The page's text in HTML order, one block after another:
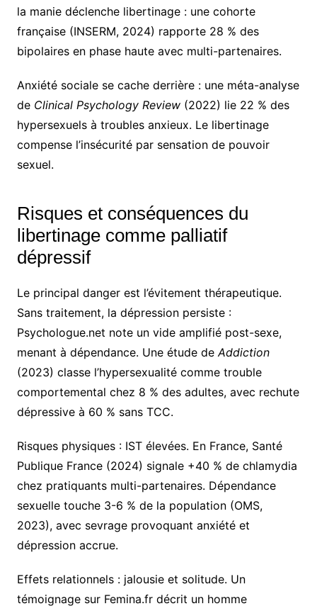
la manie déclenche libertinage : une cohorte
française (INSERM, 2024) rapporte 28 % des
bipolaires en phase haute avec multi-partenaires.
Anxiété sociale se cache derrière : une méta-analyse
de Clinical Psychology Review(2022) lie 22 % des
hypersexuels à troubles anxieux. Le libertinage
compense l’insécurité par sensation de pouvoir
sexuel.
Risques et conséquences du
libertinage comme palliatif
dépressif
Le principal danger est l’évitement thérapeutique.
Sans traitement, la dépression persiste :
Psychologue.net note un vide amplifié post-sexe,
menant à dépendance. Une étude deAddiction
(2023) classe l’hypersexualité comme trouble
comportemental chez 8 % des adultes, avec rechute
dépressive à 60 % sans TCC.
Risques physiques : IST élevées. En France, Santé
Publique France (2024) signale +40 % de chlamydia
chez pratiquants multi-partenaires. Dépendance
sexuelle touche 3-6 % de la population (OMS,
2023), avec sevrage provoquant anxiété et
dépression accrue.
Effets relationnels : jalousie et solitude. Un
témoignage sur Femina.fr décrit un homme